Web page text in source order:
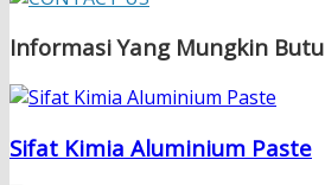
Informasi Yang Mungkin
Sifat Kimia Aluminium Paste